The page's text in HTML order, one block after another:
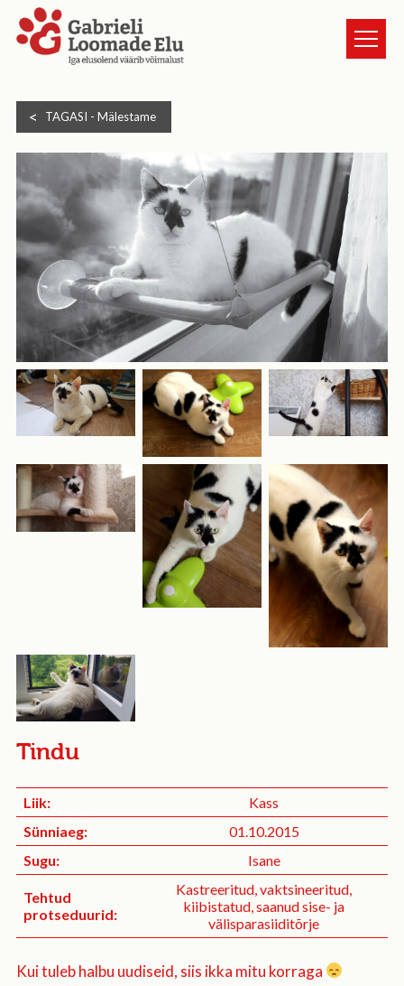
TURVAKODUST
LOOMAD
UUDISED
ANNETA
KASSI VÕTMINE
GALERII
HEA TEADA
TULE VABATAHTLIKUKS
KONTAKT
TAGASI - Mälestame
Tindu
Liik:
Kass
Sünniaeg:
01.10.2015
Sugu:
Isane
Tehtud
protseduurid:
Kastreeritud, vaktsineeritud,
kiibistatud, saanud sise- ja
välisparasiiditõrje
Kui tuleb halbu uudiseid, siis ikka mitu korraga